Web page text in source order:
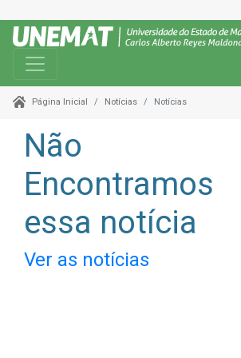
Toggle navigation
Página Inicial Notícias Notícias
Não
Encontramos
essa notícia
Ver as notícias